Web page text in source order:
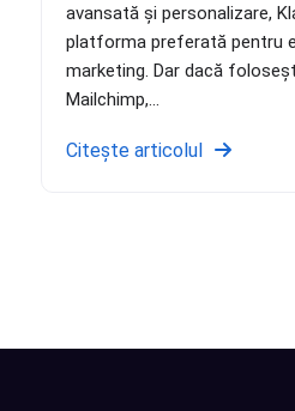
avansată și personalizare,
platforma preferată pentru
marketing. Dar dacă
Mailchimp,...
Citește articolul